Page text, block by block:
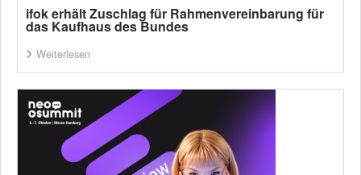
ifok erhält Zuschlag für Rahmenvereinbarung für
das Kaufhaus des Bundes
Weiterlesen